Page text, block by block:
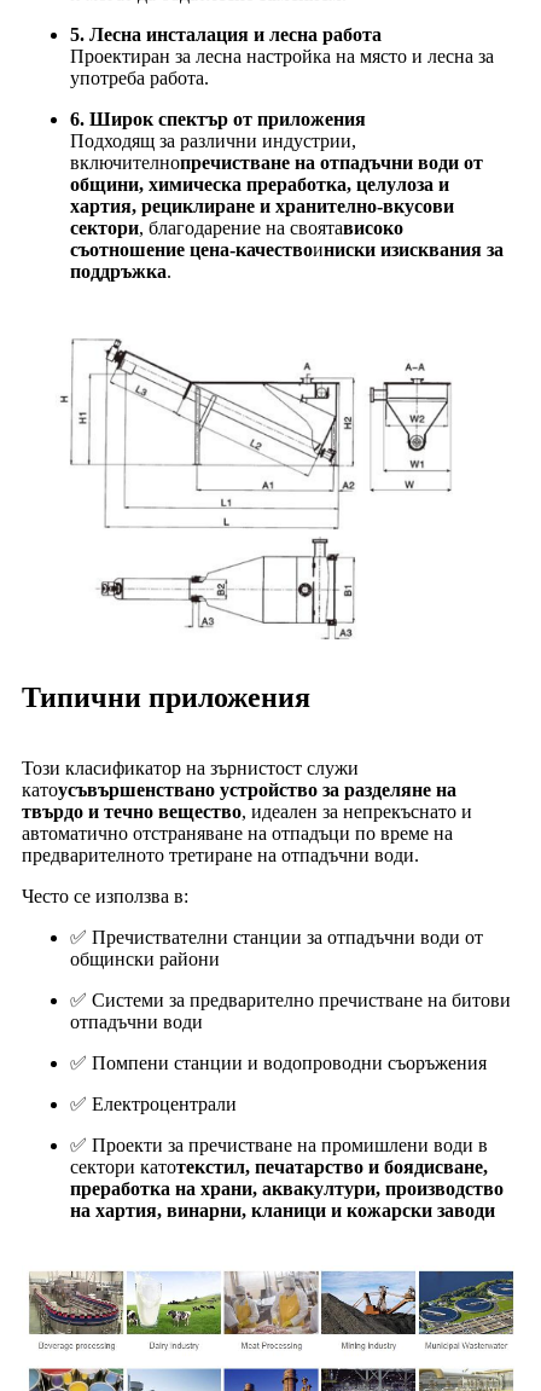
5. Лесна инсталация и лесна работа
Проектиран за лесна настройка на място и лесна за
употреба работа.
6. Широк спектър от приложения
Подходящ за различни индустрии,
включителнопречистване на отпадъчни води от
общини, химическа преработка, целулоза и
хартия, рециклиране и хранително-вкусови
сектори, благодарение на своятависоко
съотношение цена-качествоиниски изисквания за
поддръжка.
Типични приложения
Този класификатор на зърнистост служи
катоусъвършенствано устройство за разделяне на
твърдо и течно вещество, идеален за непрекъснато и
автоматично отстраняване на отпадъци по време на
предварителното третиране на отпадъчни води.
Често се използва в:
✅ Пречиствателни станции за отпадъчни води от
общински райони
✅ Системи за предварително пречистване на битови
отпадъчни води
✅ Помпени станции и водопроводни съоръжения
✅ Електроцентрали
✅ Проекти за пречистване на промишлени води в
сектори катотекстил, печатарство и боядисване,
преработка на храни, аквакултури, производство
на хартия, винарни, кланици и кожарски заводи